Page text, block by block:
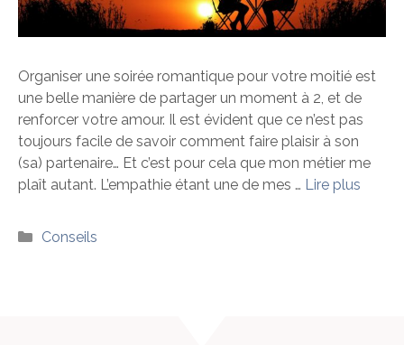
Organiser une soirée romantique pour votre moitié est
une belle manière de partager un moment à 2, et de
renforcer votre amour. Il est évident que ce n’est pas
toujours facile de savoir comment faire plaisir à son
(sa) partenaire… Et c’est pour cela que mon métier me
plaît autant. L’empathie étant une de mes … Lire plus
Catégories
Conseils